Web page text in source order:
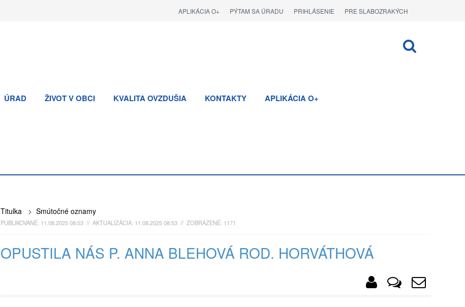
PRE SLABOZRAKÝCH
PRIHLÁSENIE
PÝTAM SA ÚRADU
APLIKÁCIA O+
ÚRAD ŽIVOT V OBCI KVALITA OVZDUŠIA KONTAKTY APLIKÁCIA O+
Titulka> Smútočné oznamy
PUBLIKOVANÉ: 11.08.2025 08:53 // AKTUALIZÁCIA: 11.08.2025 08:53 // ZOBRAZENÉ: 1171
OPUSTILA NÁS P. ANNA BLEHOVÁ ROD. HORVÁTHOVÁ